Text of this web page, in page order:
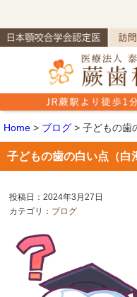
Home > ブログ > 子どもの歯
子どもの歯の白い点（白
投稿日：2024年3月27日
カテゴリ： ブログ